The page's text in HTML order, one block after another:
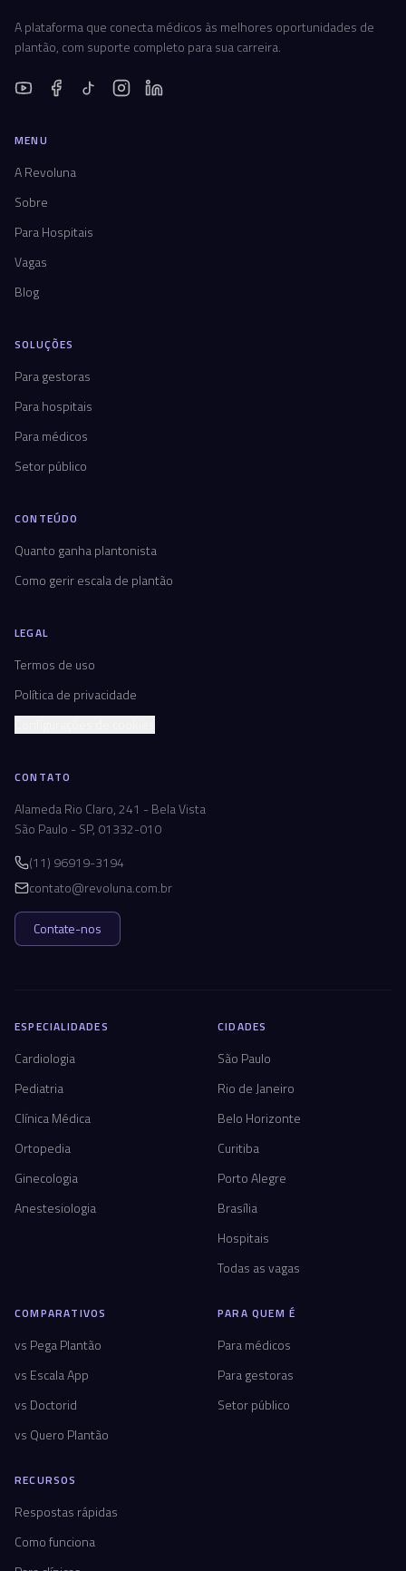
A plataforma que conecta médicos às melhores oportunidades de
plantão, com suporte completo para sua carreira.
MENU
A Revoluna
Sobre
Para Hospitais
Vagas
Blog
SOLUÇÕES
Para gestoras
Para hospitais
Para médicos
Setor público
CONTEÚDO
Quanto ganha plantonista
Como gerir escala de plantão
LEGAL
Termos de uso
Política de privacidade
CONTATO
Alameda Rio Claro, 241 - Bela Vista
São Paulo - SP, 01332-010
(11) 96919-3194
contato@revoluna.com.br
Contate-nos
ESPECIALIDADES
Cardiologia
Pediatria
Clínica Médica
Ortopedia
Ginecologia
Anestesiologia
CIDADES
São Paulo
Rio de Janeiro
Belo Horizonte
Curitiba
Porto Alegre
Brasília
Hospitais
Todas as vagas
COMPARATIVOS
vs Pega Plantão
vs Escala App
vs Doctorid
vs Quero Plantão
PARA QUEM É
Para médicos
Para gestoras
Setor público
RECURSOS
Respostas rápidas
Como funciona